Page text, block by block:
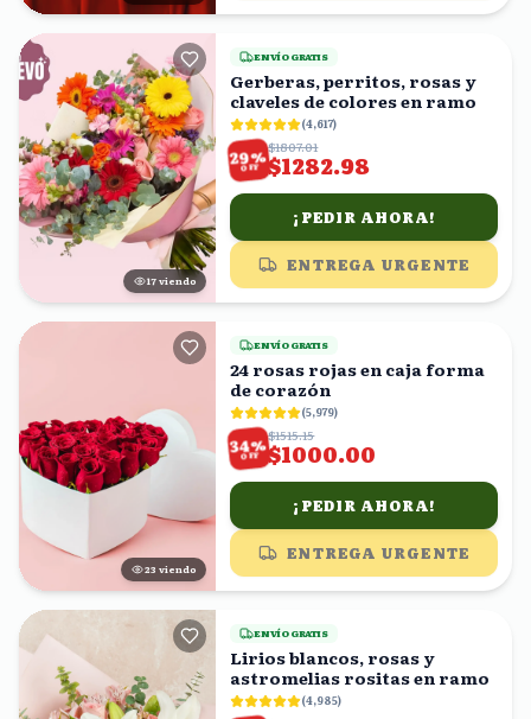
18 viendo
ENVÍO GRATIS
Gerberas, perritos, rosas y
claveles de colores en ramo
(4,617)
29%
OFF
$1807.01
$1282.98
¡PEDIR AHORA!
ENTREGA URGENTE
22 viendo
ENVÍO GRATIS
24 rosas rojas en caja forma
de corazón
(5,979)
34%
OFF
$1515.15
$1000.00
¡PEDIR AHORA!
ENTREGA URGENTE
ENVÍO GRATIS
Lirios blancos, rosas y
astromelias rositas en ramo
(4,985)